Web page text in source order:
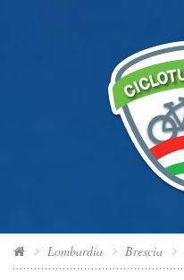
Lombardia Brescia